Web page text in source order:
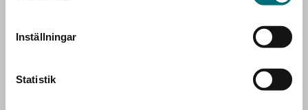
Inställningar
Statistik